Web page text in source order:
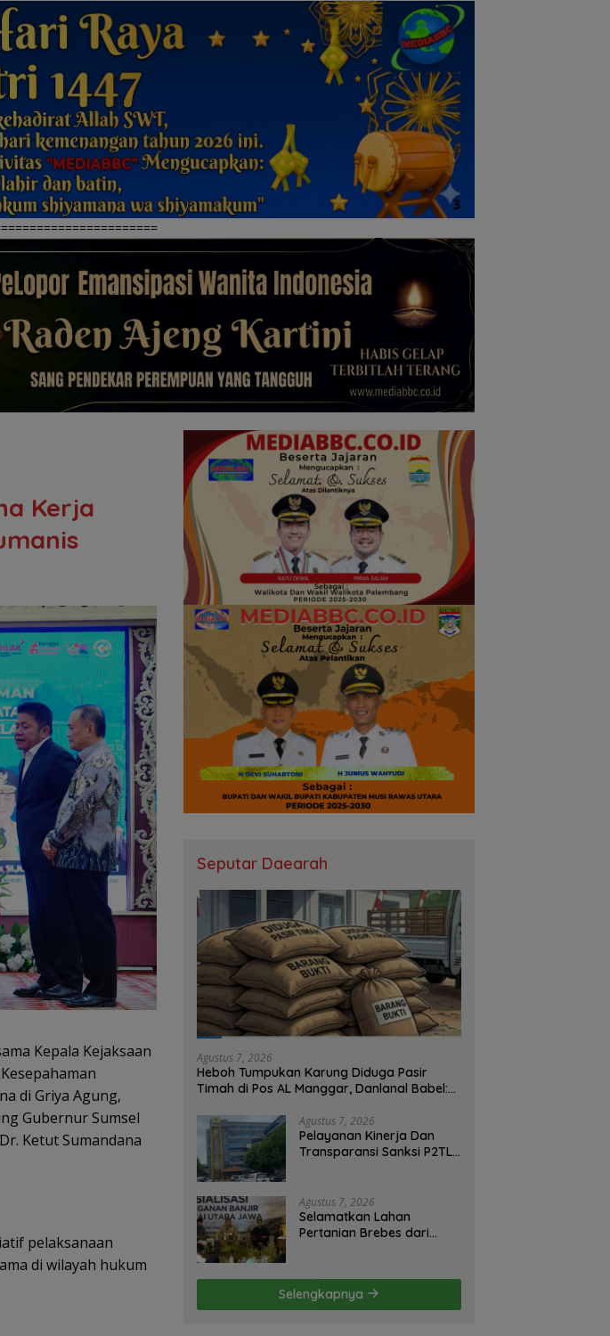
Kerja
Kepala Kejaksaan
di Griya Agung,
Gubernur Sumsel
Ketut Sumandana
pelaksanaan
di wilayah hukum
Seputar Daearah
Agustus 7, 2026
Heboh Tumpukan Karung Diduga Pasir
Timah di Pos AL Manggar, Danlanal Babel:
Agustus 7, 2026
Pelayanan Kinerja Dan
Transparansi Sanksi P2TL
S2JB Terkesan Tutup Mata
Agustus 7, 2026
Selamatkan Lahan
Pertanian Brebes dari
Selengkapnya